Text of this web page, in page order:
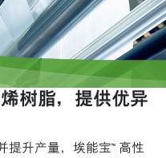
树脂，提供优异
提升产量，埃能宝™ 高性